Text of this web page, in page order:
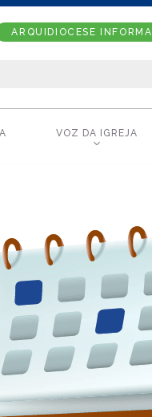
ARQUIDIOCESE INFORMA
VOZ DA IGREJA